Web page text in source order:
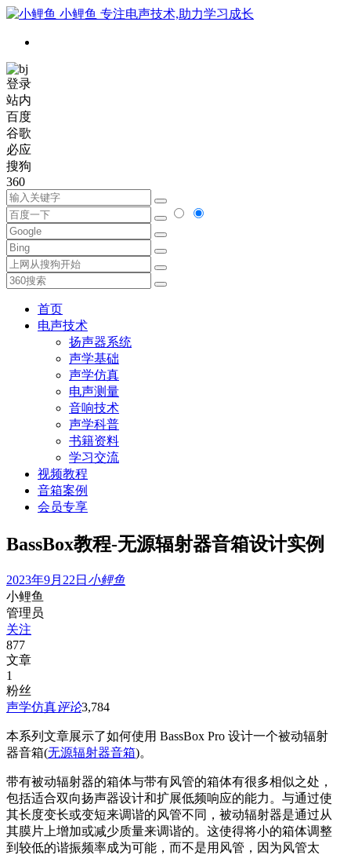
小鲤鱼 专注电声技术,助力学习成长
登录
站内
百度
谷歌
必应
搜狗
360
首页
电声技术
扬声器系统
声学基础
声学仿真
电声测量
音响技术
声学科普
书籍资料
学习交流
视频教程
音箱案例
会员专享
BassBox教程-无源辐射器音箱设计实例
2023年9月22日 小鲤鱼
小鲤鱼
管理员
关注
877
文章
1
粉丝
声学仿真评论3,784
本系列文章展示了如何使用 BassBox Pro 设计一个被动辐射
器音箱(无源辐射器音箱)。
带有被动辐射器的箱体与带有风管的箱体有很多相似之处，
包括适合双向扬声器设计和扩展低频响应的能力。与通过使
其长度变长或变短来调谐的风管不同，被动辐射器是通过从
其膜片上增加或减少质量来调谐的。这使得将小的箱体调整
到较低的谐振频率成为可能，而不是用风管，因为风管太